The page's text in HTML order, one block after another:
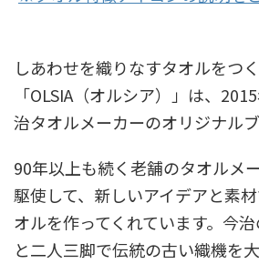
しあわせを織りなすタオルをつ
「OLSIA（オルシア）」は、
治タオルメーカーのオリジナルブ
90年以上も続く老舗のタオルメ
駆使して、新しいアイデアと素
オルを作ってくれています。今
と二人三脚で伝統の古い織機を